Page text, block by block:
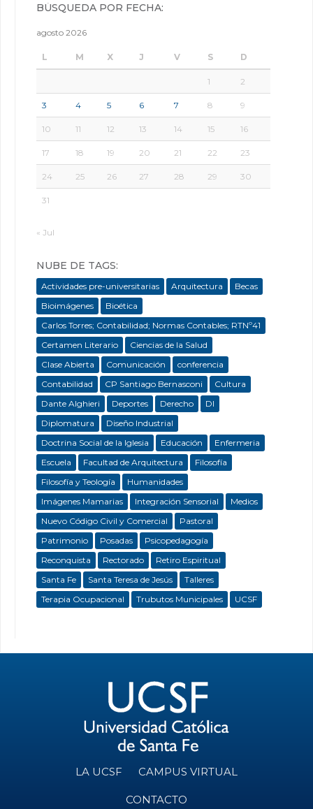
BÚSQUEDA POR FECHA:
agosto 2026
L M X J V S D
1 2
3 4 5 6 7 8 9
10 11 12 13 14 15 16
17 18 19 20 21 22 23
24 25 26 27 28 29 30
31
« Jul
NUBE DE TAGS:
Actividades pre-universitarias Arquitectura
Becas
Bioimágenes
Bioética
Carlos Torres; Contabilidad; Normas Contables; RTNº41
Certamen Literario
Ciencias de la Salud
Clase Abierta
Comunicación
conferencia
Contabilidad
CP Santiago Bernasconi
Cultura
Dante Alghieri
Deportes Derecho
DI
Diplomatura
Diseño Industrial
Doctrina Social de la Iglesia
Educación
Enfermeria
Escuela
Facultad de Arquitectura
Filosofía
Filosofía y Teología
Humanidades
Imágenes Mamarias
Integración Sensorial
Medios
Nuevo Código Civil y Comercial
Pastoral
Patrimonio
Posadas
Psicopedagogía
Reconquista
Rectorado
Retiro Espiritual
Santa Fe
Santa Teresa de Jesús
Talleres
Terapia Ocupacional
Trubutos Municipales UCSF
LA UCSF CAMPUS VIRTUAL
CONTACTO